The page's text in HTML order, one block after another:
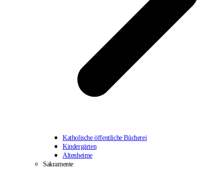
Katholische öffentliche Bücherei
Kindergärten
Altenheime
Sakramente